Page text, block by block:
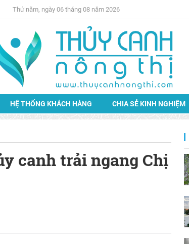
Thứ năm, ngày 06 tháng 08 năm 2026
HỆ THỐNG KHÁCH HÀNG CHIA SẺ KINH NGHIỆM
canh trải ngang Chị